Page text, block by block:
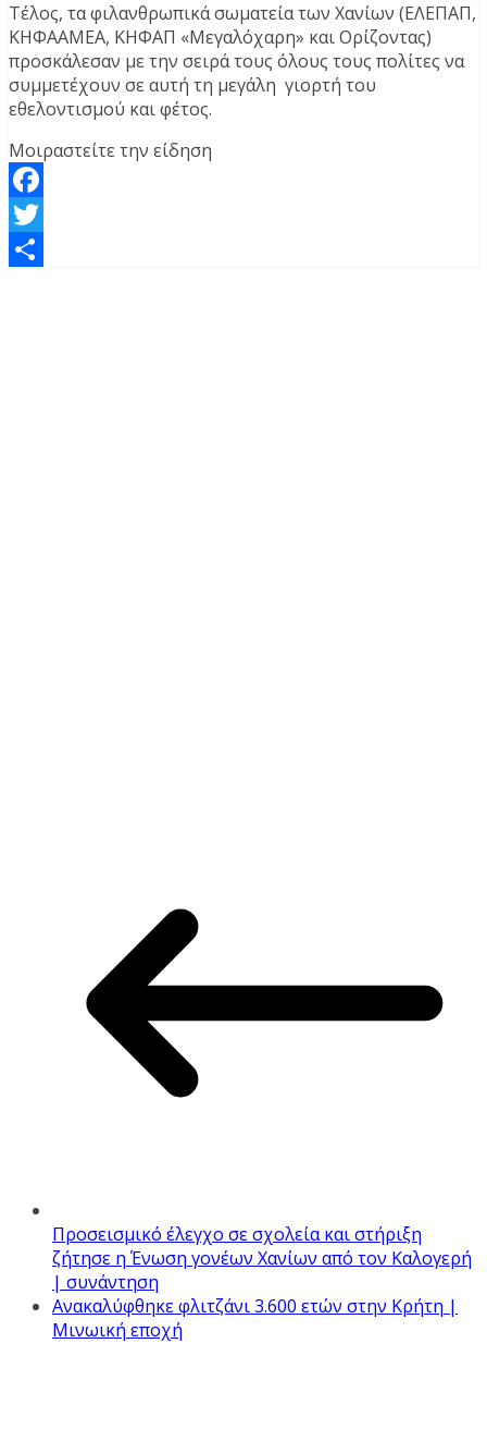
Τέλος, τα φιλανθρωπικά σωματεία των Χανίων (ΕΛΕΠΑΠ,
ΚΗΦΑΑΜΕΑ, ΚΗΦΑΠ «Μεγαλόχαρη» και Ορίζοντας)
προσκάλεσαν με την σειρά τους όλους τους πολίτες να
συμμετέχουν σε αυτή τη μεγάλη γιορτή του
εθελοντισμού και φέτος.
Μοιραστείτε την είδηση
Facebook
Twitter
Προσεισμικό έλεγχο σε σχολεία και στήριξη
ζήτησε η Ένωση γονέων Χανίων από τον Καλογερή
| συνάντηση
Ανακαλύφθηκε φλιτζάνι 3.600 ετών στην Κρήτη |
Μινωική εποχή